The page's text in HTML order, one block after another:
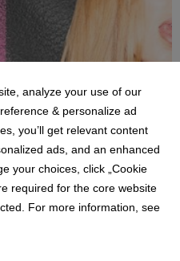
Una noche de
AUDITORIO NACIONAL
analyze your use of our
& personalize ad
you’ll get relevant content
ads, and an enhanced
your choices, click „Cookie
required for the core website
For more information, see